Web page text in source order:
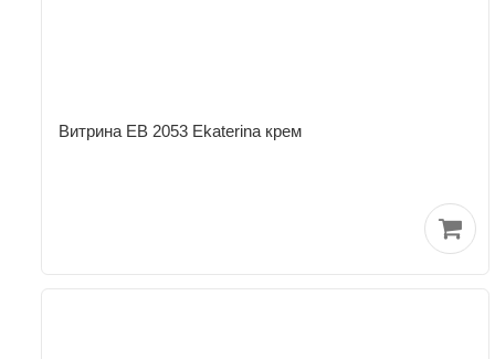
Витрина ЕВ 2053 Ekaterina крем